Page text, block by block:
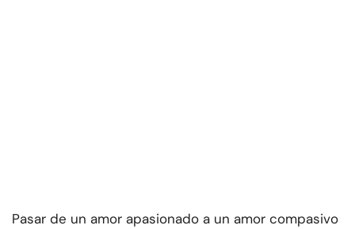
Pasar de un amor apasionado a un amor compasivo